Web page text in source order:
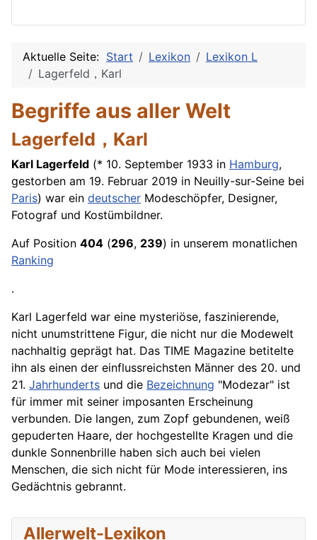
Aktuelle Seite: Start Lexikon
Lexikon L
Lagerfeld，Karl
Begriffe aus aller Welt
Lagerfeld，Karl
Karl Lagerfeld (* 10. September 1933 in Hamburg,
gestorben am 19. Februar 2019 in Neuilly-sur-Seine bei
Paris) war ein deutscher Modeschöpfer, Designer,
Fotograf und Kostümbildner.
Auf Position 404 (296, 239) in unserem monatlichen
Ranking
.
Karl Lagerfeld war eine mysteriöse, faszinierende,
nicht unumstrittene Figur, die nicht nur die Modewelt
nachhaltig geprägt hat. Das TIME Magazine betitelte
ihn als einen der einflussreichsten Männer des 20. und
21. Jahrhunderts und die Bezeichnung "Modezar" ist
für immer mit seiner imposanten Erscheinung
verbunden. Die langen, zum Zopf gebundenen, weiß
gepuderten Haare, der hochgestellte Kragen und die
dunkle Sonnenbrille haben sich auch bei vielen
Menschen, die sich nicht für Mode interessieren, ins
Gedächtnis gebrannt.
Allerwelt-Lexikon